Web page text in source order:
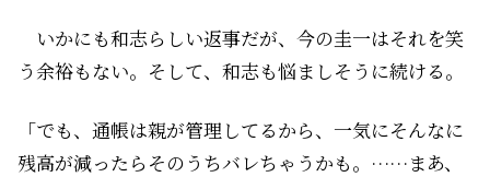
いかにも和志らしい返事だが、今の圭一はそれを笑
う余裕もない。そして、和志も悩ましそうに続ける。
「でも、通帳は親が管理してるから、一気にそんなに
残高が減ったらそのうちバレちゃうかも。……まあ、